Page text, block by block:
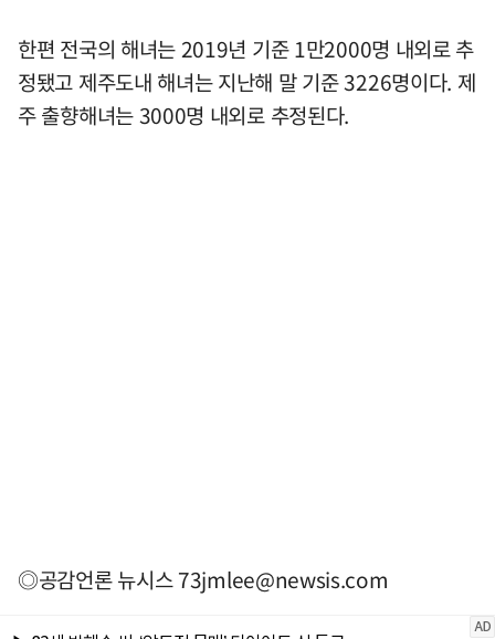
한편 전국의 해녀는 2019년 기준 1만2000명 내외로 추
정됐고 제주도내 해녀는 지난해 말 기준 3226명이다. 제
주 출향해녀는 3000명 내외로 추정된다.
◎공감언론 뉴시스73jmlee@newsis.com